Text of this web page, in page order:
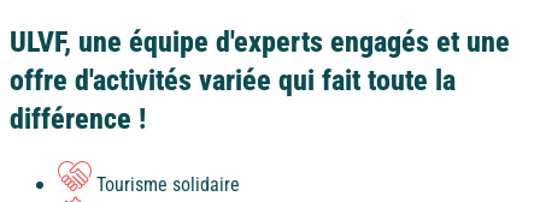
ULVF, une équipe d'experts engagés et une
offre d'activités variée qui fait toute la
différence !
Tourisme solidaire